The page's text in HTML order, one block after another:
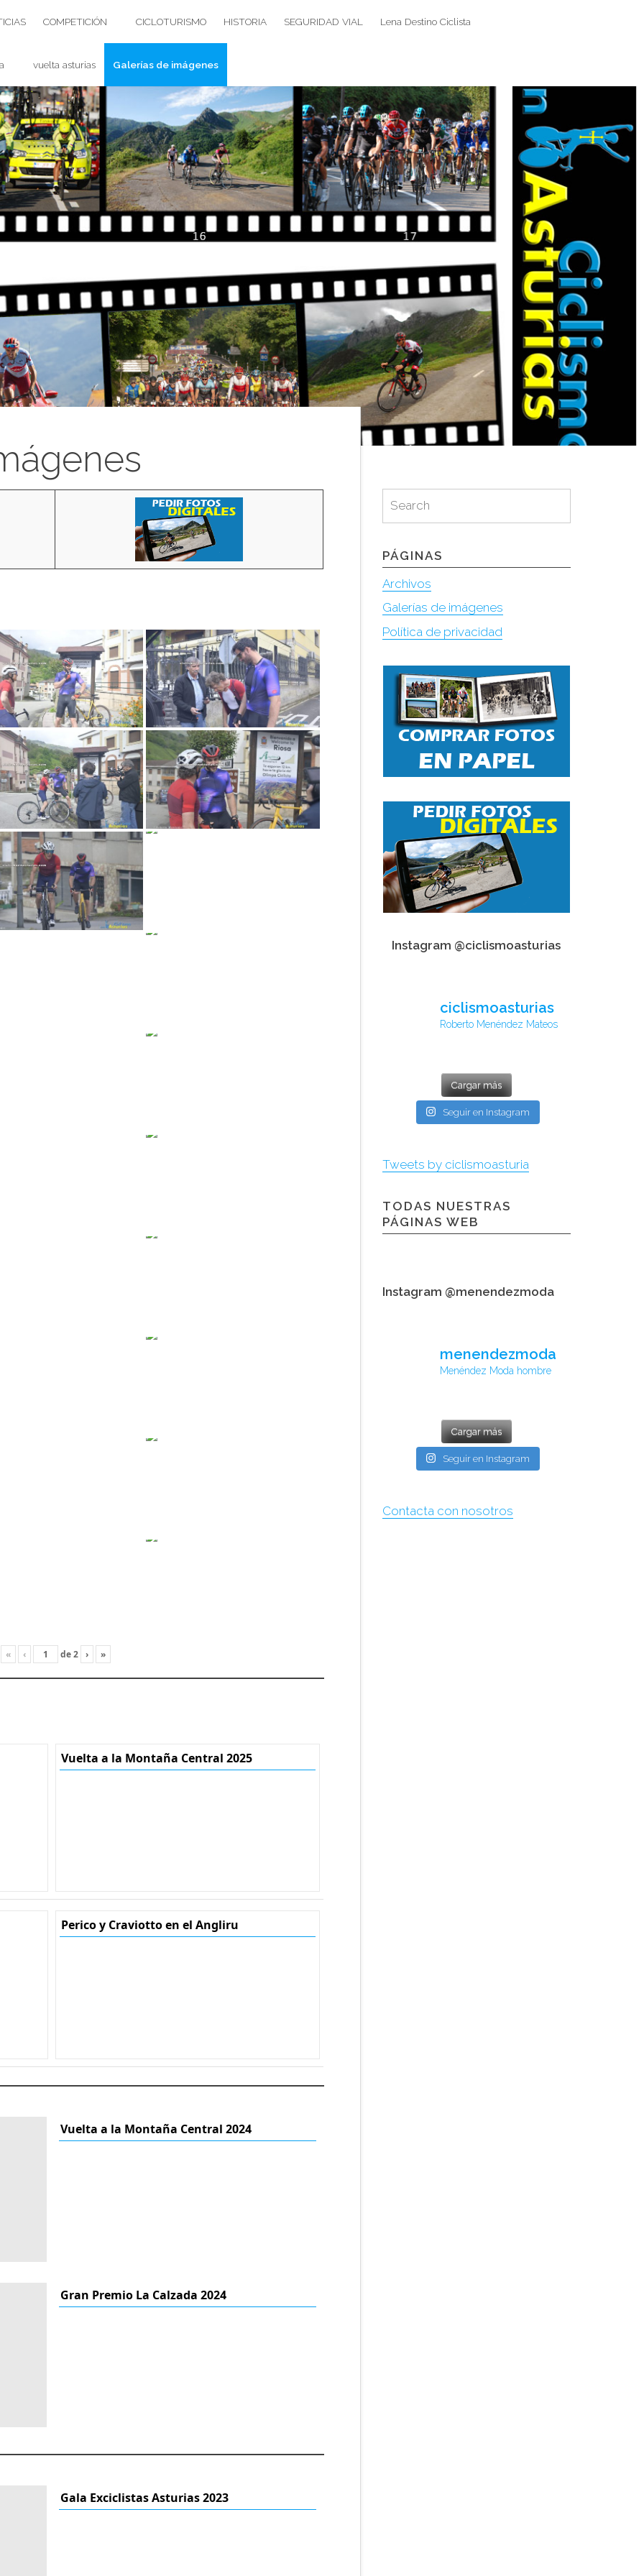
COMPETICIÓN CICLOTURISMO HISTORIA SEGURIDAD VIAL Lena Destino Ciclista
vuelta asturias Galerías de imágenes
« ‹ de2 › »
Vuelta a la Montaña Central 2025
Perico y Craviotto en el Angliru
Vuelta a la Montaña Central 2024
Gran Premio La Calzada 2024
Gala Exciclistas Asturias 2023
for:
Search
PÁGINAS
Archivos
Galerías de imágenes
Política de privacidad
Instagram @ciclismoasturias
ciclismoasturias
Roberto Menéndez Mateos
Cargar más
Seguir en Instagram
Tweets by ciclismoasturia
TODAS NUESTRAS
PÁGINAS WEB
Instagram @menendezmoda
menendezmoda
Menéndez Moda hombre
Cargar más
Seguir en Instagram
Contacta con nosotros